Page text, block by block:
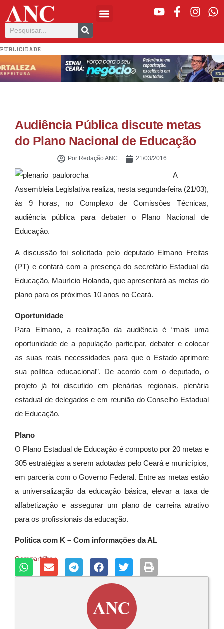
PUBLICIDADE
Audiência Pública discute metas
do Plano Nacional de Educação
PorRedação ANC 21/03/2016
A
Assembleia Legislativa realiza, nesta segunda-feira (21/03),
às 9 horas, no Complexo de Comissões Técnicas,
audiência pública para debater o Plano Nacional de
Educação.
A discussão foi solicitada pelo deputado Elmano Freitas
(PT) e contará com a presença do secretário Estadual da
Educação, Maurício Holanda, que apresentará as metas do
plano para os próximos 10 anos no Ceará.
Oportunidade
Para Elmano, a realização da audiência é “mais uma
oportunidade de a população participar, debater e colocar
as suas reais necessidades para que o Estado aprimore
sua política educacional”. De acordo com o deputado, o
projeto já foi discutido em plenárias regionais, plenária
estadual de delegados e em reunião do Conselho Estadual
de Educação.
Plano
O Plano Estadual de Educação é composto por 20 metas e
305 estratégias a serem adotadas pelo Ceará e municípios,
em parceria com o Governo Federal. Entre as metas estão
a universalização da educação básica, elevar a taxa de
alfabetização e assegurar um plano de carreira atrativo
para os profissionais da educação.
Política com K – Com informações da AL
Compartilhar: